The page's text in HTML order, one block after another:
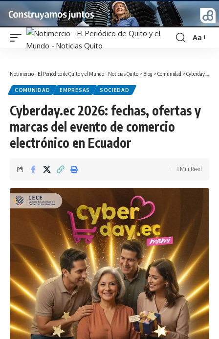
Font
Aa
Notimercio - El Periódico de Quito y el Mundo - Noticias Quito > Blog > Comunidad > Cyberday.ec 2026: fechas, ofertas y marcas del evento de comercio electrónico en Ecuador
COMUNIDAD EMPRESAS SOCIEDAD
Cyberday.ec 2026: fechas, ofertas y
marcas del evento de comercio
electrónico en Ecuador
3 Min Read